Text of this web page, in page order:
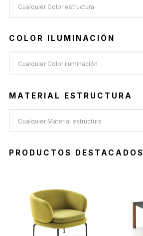
Cualquier Color estructura
COLOR ILUMINACIÓN
Cualquier Color iluminación
MATERIAL ESTRUCTURA
Cualquier Material estructura
PRODUCTOS DESTACADOS